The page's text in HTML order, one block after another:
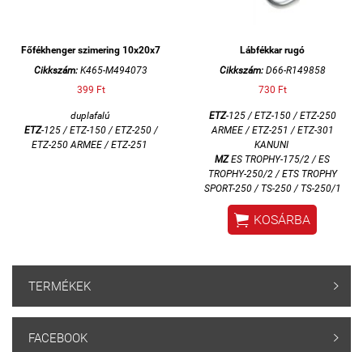
Főfékhenger szimering 10x20x7
Cikkszám: K465-M494073
399 Ft
duplafalú
ETZ-125 / ETZ-150 / ETZ-250 /
ETZ-250 ARMEE / ETZ-251
Lábfékkar rugó
Cikkszám:D66-R149858
730 Ft
ETZ-125 / ETZ-150 / ETZ-250
ARMEE / ETZ-251 / ETZ-301
KANUNI
MZES TROPHY-175/2 / ES
TROPHY-250/2 / ETS TROPHY
SPORT-250 / TS-250 / TS-250/1
 KOSÁRBA
TERMÉKEK 
FACEBOOK 